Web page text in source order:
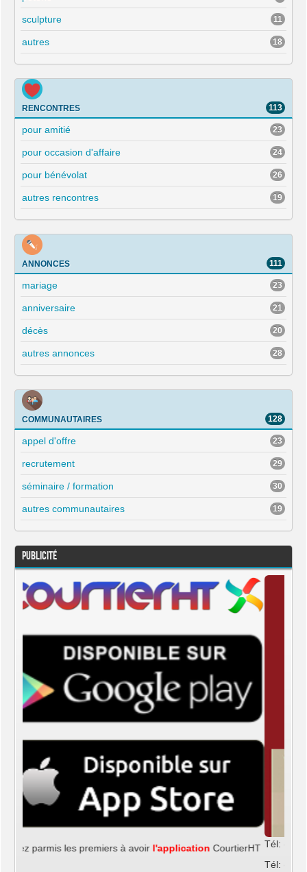
sculpture 11
autres 18
RENCONTRES 113
pour amitié 23
pour occasion d'affaire 24
pour bénévolat 26
autres rencontres 19
ANNONCES 111
mariage 23
anniversaire 21
décès 20
autres annonces 28
COMMUNAUTAIRES 128
appel d'offre 23
recrutement 29
séminaire / formation 30
autres communautaires 19
Publicité
Tél: (509) 3724-4998